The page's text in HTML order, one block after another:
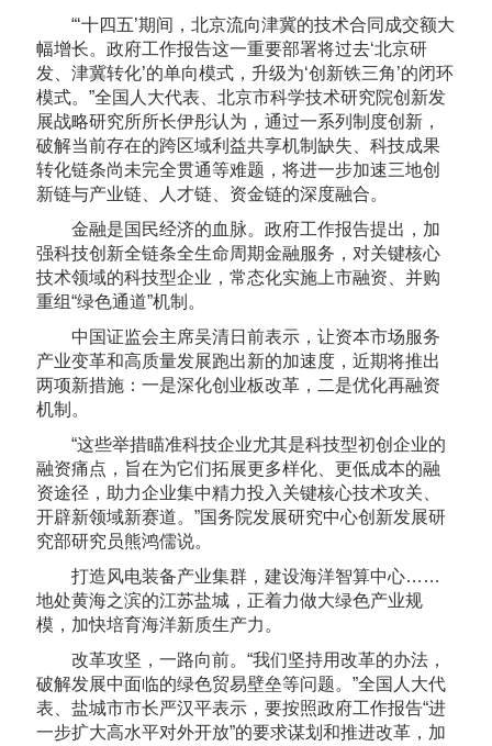
“‘十四五’期间，北京流向津冀的技术合同成交额大
幅增长。政府工作报告这一重要部署将过去‘北京研
发、津冀转化’的单向模式，升级为‘创新铁三角’的闭环
模式。”全国人大代表、北京市科学技术研究院创新发
展战略研究所所长伊彤认为，通过一系列制度创新，
破解当前存在的跨区域利益共享机制缺失、科技成果
转化链条尚未完全贯通等难题，将进一步加速三地创
新链与产业链、人才链、资金链的深度融合。
金融是国民经济的血脉。政府工作报告提出，加
强科技创新全链条全生命周期金融服务，对关键核心
技术领域的科技型企业，常态化实施上市融资、并购
重组“绿色通道”机制。
中国证监会主席吴清日前表示，让资本市场服务
产业变革和高质量发展跑出新的加速度，近期将推出
两项新措施：一是深化创业板改革，二是优化再融资
机制。
“这些举措瞄准科技企业尤其是科技型初创企业的
融资痛点，旨在为它们拓展更多样化、更低成本的融
资途径，助力企业集中精力投入关键核心技术攻关、
开辟新领域新赛道。”国务院发展研究中心创新发展研
究部研究员熊鸿儒说。
打造风电装备产业集群，建设海洋智算中心……
地处黄海之滨的江苏盐城，正着力做大绿色产业规
模，加快培育海洋新质生产力。
改革攻坚，一路向前。“我们坚持用改革的办法，
破解发展中面临的绿色贸易壁垒等问题。”全国人大代
表、盐城市市长严汉平表示，要按照政府工作报告“进
一步扩大高水平对外开放”的要求谋划和推进改革，加